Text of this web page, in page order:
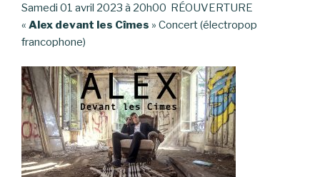
Samedi 01 avril 2023 à 20h00 RÉOUVERTURE
« Alex devant les Cîmes » Concert (électropop
francophone)